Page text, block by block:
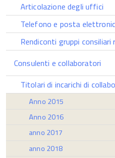
Articolazione degli uffici
Telefono e posta
Rendiconti gruppi
Consulenti e collaboratori
Titolari di incarichi di
Anno 2015
Anno 2016
anno 2017
anno 2018